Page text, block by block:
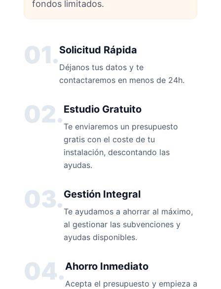
fondos limitados.
01.Solicitud Rápida
Déjanos tus datos y te
contactaremos en menos de 24h.
02.Estudio Gratuito
Te enviaremos un presupuesto
gratis con el coste de tu
instalación, descontando las
ayudas.
03.Gestión Integral
Te ayudamos a ahorrar al máximo,
al gestionar las subvenciones y
ayudas disponibles.
04.Ahorro Inmediato
Acepta el presupuesto y empieza a